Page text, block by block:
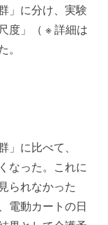
」に分け、実験
度」（ ※ 詳細は
に比べて、
なった。これに
られなかった
電動カートの日